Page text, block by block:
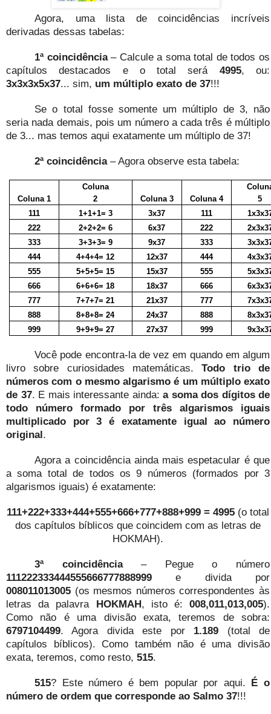
Agora, uma lista de coincidências incríveis
derivadas dessas tabelas:
1ª coincidência– Calcule a soma total de todos os
capítulos destacados e o total será 4995, ou:
3x3x3x5x37... sim, um múltiplo exato de 37!!!
Se o total fosse somente um múltiplo de 3, não
seria nada demais, pois um número a cada três é múltiplo
de 3... mas temos aqui exatamente um múltiplo de 37!
2ª coincidência– Agora observe esta tabela:
Coluna 1
Coluna
2
Coluna 3 Coluna 4
5
111
1+1+1= 3 3x37 111
222
2+2+2= 6 6x37 222
333
3+3+3= 9 9x37 333
444
4+4+4= 12 12x37 444
555
5+5+5= 15 15x37 555
666
6+6+6= 18 18x37 666
777
7+7+7= 21 21x37 777
888
8+8+8= 24 24x37 888
999
9+9+9= 27 27x37 999
Você pode encontra-la de vez em quando em algum
livro sobre curiosidades matemáticas.Todo trio de
números com o mesmo algarismo é um múltiplo exato
de 37. E mais interessante ainda: a soma dos dígitos de
todo número formado por três algarismos iguais
multiplicado por 3 é exatamente igual ao número
original.
Agora a coincidência ainda mais espetacular é que
a soma total de todos os 9 números (formados por 3
algarismos iguais) é exatamente:
111+222+333+444+555+666+777+888+999 = 4995 (o total
dos capítulos bíblicos que coincidem com as letras de
HOKMAH).
3ª coincidência– Pegue o número
111222333444555666777888999 e divida por
008011013005 (os mesmos números correspondentes às
letras da palavra HOKMAH, isto é: 008,011,013,005).
Como não é uma divisão exata, teremos de sobra:
6797104499. Agora divida este por 1.189 (total de
capítulos bíblicos). Como também não é uma divisão
exata, teremos, como resto, 515.
515? Este número é bem popular por aqui. É o
número de ordem que corresponde ao Salmo 37!!!